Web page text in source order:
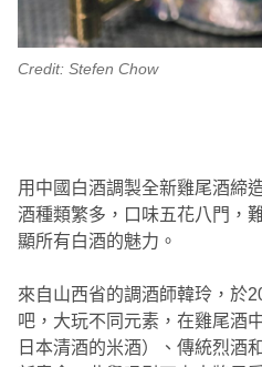
Credit: Stefen Chow
用中國白酒調製全新雞尾酒締
酒種類繁多，口味五花八門，
顯所有白酒的魅力。
來自山西省的調酒師韓玲，於
吧，大玩不同元素，在雞尾酒
日本清酒的米酒）、傳統烈酒